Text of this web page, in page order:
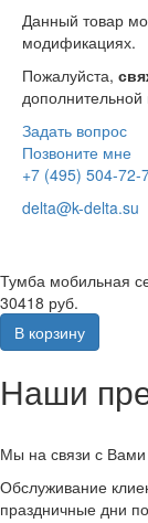
Данный товар
модификациях.
Пожалуйста,
Задать вопрос
Позвоните мне
+7 (495) 504-72-
delta@k-delta.su
Тумба мобильная
30418 руб.
В корзину
Наши
Мы на связи с
Обслуживание
праздничные дни